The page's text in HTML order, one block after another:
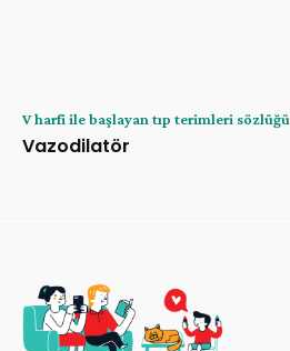
V harfi ile başlayan tıp terimleri sözlüğü
Vazodilatör